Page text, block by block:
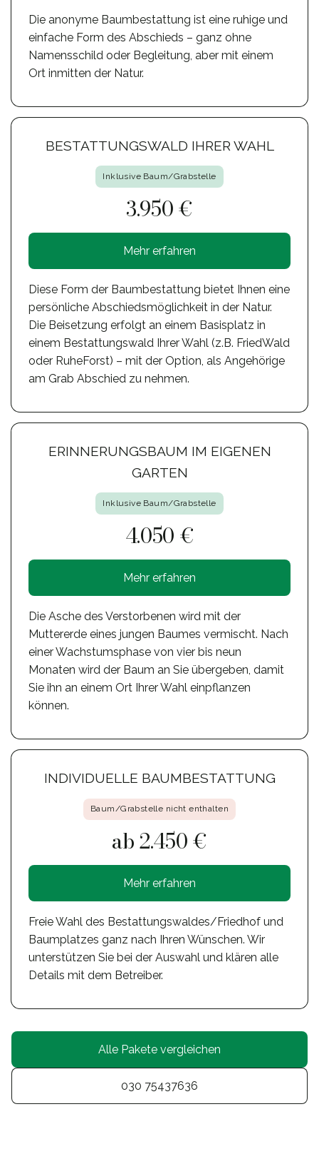
Die anonyme Baumbestattung ist eine ruhige und
einfache Form des Abschieds – ganz ohne
Namensschild oder Begleitung, aber mit einem
Ort inmitten der Natur.
BESTATTUNGSWALD IHRER WAHL
Inklusive Baum/Grabstelle
3.950 €
Mehr erfahren
Diese Form der Baumbestattung bietet Ihnen eine
persönliche Abschiedsmöglichkeit in der Natur.
Die Beisetzung erfolgt an einem Basisplatz in
einem Bestattungswald Ihrer Wahl (z.B. FriedWald
oder RuheForst) – mit der Option, als Angehörige
am Grab Abschied zu nehmen.
ERINNERUNGSBAUM IM EIGENEN
GARTEN
Inklusive Baum/Grabstelle
4.050 €
Mehr erfahren
Die Asche des Verstorbenen wird mit der
Muttererde eines jungen Baumes vermischt. Nach
einer Wachstumsphase von vier bis neun
Monaten wird der Baum an Sie übergeben, damit
Sie ihn an einem Ort Ihrer Wahl einpflanzen
können.
INDIVIDUELLE BAUMBESTATTUNG
Baum/Grabstelle nicht enthalten
ab 2.450 €
Mehr erfahren
Freie Wahl des Bestattungswaldes/Friedhof und
Baumplatzes ganz nach Ihren Wünschen. Wir
unterstützen Sie bei der Auswahl und klären alle
Details mit dem Betreiber.
Alle Pakete vergleichen
030 75437636